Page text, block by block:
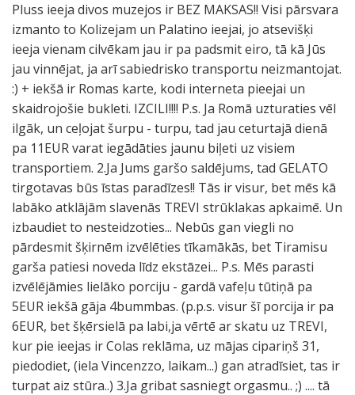
Pluss ieeja divos muzejos ir BEZ MAKSAS!! Visi pārsvara
izmanto to Kolizejam un Palatino ieejai, jo atsevišķi
ieeja vienam cilvēkam jau ir pa padsmit eiro, tā kā Jūs
jau vinnējat, ja arī sabiedrisko transportu neizmantojat.
:) + iekšā ir Romas karte, kodi interneta pieejai un
skaidrojošie bukleti. IZCILI!!!! P.s. Ja Romā uzturaties vēl
ilgāk, un ceļojat šurpu - turpu, tad jau ceturtajā dienā
pa 11EUR varat iegādāties jaunu biļeti uz visiem
transportiem. 2.Ja Jums garšo saldējums, tad GELATO
tirgotavas būs īstas paradīzes!! Tās ir visur, bet mēs kā
labāko atklājām slavenās TREVI strūklakas apkaimē. Un
izbaudiet to nesteidzoties... Nebūs gan viegli no
pārdesmit šķirnēm izvēlēties tīkamākās, bet Tiramisu
garša patiesi noveda līdz ekstāzei... P.s. Mēs parasti
izvēlējāmies lielāko porciju - gardā vafeļu tūtiņā pa
5EUR iekšā gāja 4bummbas. (p.p.s. visur šī porcija ir pa
6EUR, bet šķērsielā pa labi,ja vērtē ar skatu uz TREVI,
kur pie ieejas ir Colas reklāma, uz mājas cipariņš 31,
piedodiet, (iela Vincenzzo, laikam...) gan atradīsiet, tas ir
turpat aiz stūra..) 3.Ja gribat sasniegt orgasmu.. ;) .... tā